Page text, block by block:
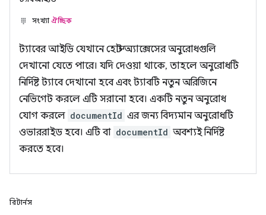
সংখ্যাঐচ্ছিক
ট্যাবের আইডি যেখানে হোস্ট অ্যাক্সেসের অনুরোধগুলি
দেখানো যেতে পারে। যদি দেওয়া থাকে, তাহলে অনুরোধটি
নির্দিষ্ট ট্যাবে দেখানো হবে এবং ট্যাবটি নতুন অরিজিনে
নেভিগেট করলে এটি সরানো হবে। একটি নতুন অনুরোধ
যোগ করলে documentId এর জন্য বিদ্যমান অনুরোধটি
ওভাররাইড হবে। এটি বা documentId অবশ্যই নির্দিষ্ট
করতে হবে।
রিটার্নস